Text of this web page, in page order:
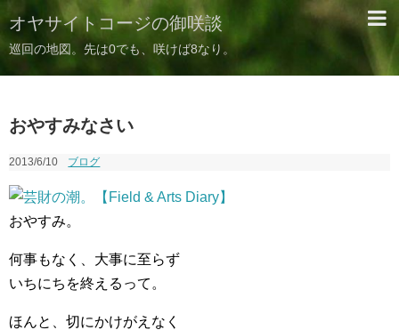
オヤサイトコージの御咲談
巡回の地図。先は0でも、咲けば8なり。
おやすみなさい
2013/6/10 ブログ
おやすみ。
何事もなく、大事に至らず
いちにちを終えるって。
ほんと、切にかけがえなく